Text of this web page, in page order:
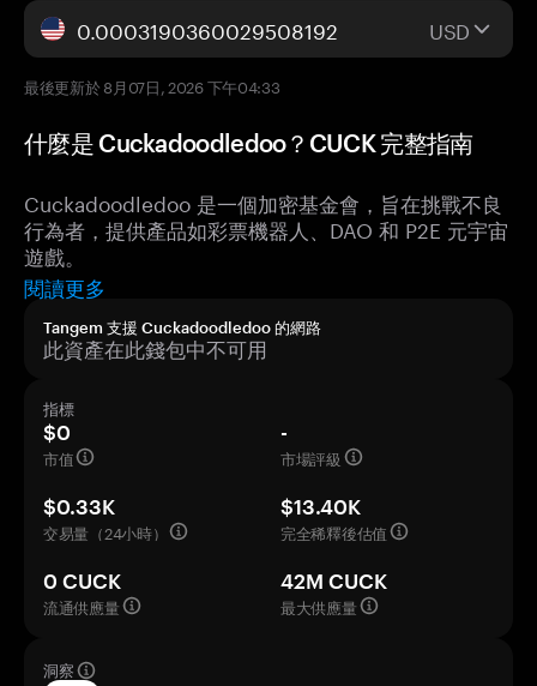
USD
最後更新於 8月07日, 2026 下午04:33
什麼是 Cuckadoodledoo？CUCK 完整指南
Cuckadoodledoo 是一個加密基金會，旨在挑戰不良
行為者，提供產品如彩票機器人、DAO 和 P2E 元宇宙
遊戲。
閱讀更多
Tangem 支援 Cuckadoodledoo 的網路
此資產在此錢包中不可用
指標
$0
市值
-
市場評級
$0.33K
交易量（24小時）
$13.40K
完全稀釋後估值
0 CUCK
流通供應量
42M CUCK
最大供應量
洞察